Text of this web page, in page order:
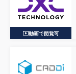
動画で閲覧可